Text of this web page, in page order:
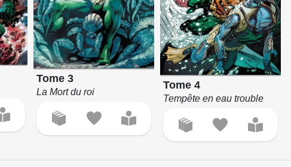
Tome 3
La Mort du roi
Tome 4
Tempête en eau trouble